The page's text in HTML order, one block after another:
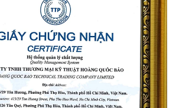
120°
100–270VAC
50.000 giờ